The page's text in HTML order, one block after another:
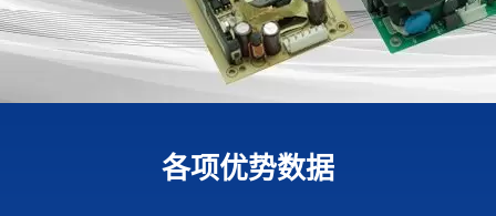
各项优势数据